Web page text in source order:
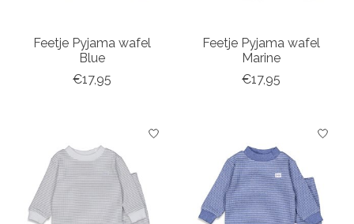
Feetje Pyjama wafel
Blue
€17,95
Feetje Pyjama wafel
Marine
€17,95